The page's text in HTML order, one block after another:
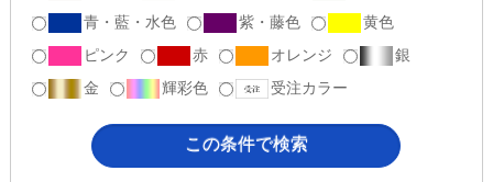
青・藍・水色
紫・藤色
黄色
ピンク
赤 オレンジ
銀
金
輝彩色 受注カラー